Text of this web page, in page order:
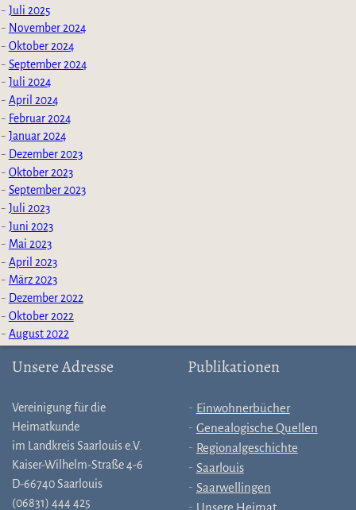
Juli 2025
November 2024
Oktober 2024
September 2024
Juli 2024
April 2024
Februar 2024
Januar 2024
Dezember 2023
Oktober 2023
September 2023
Juli 2023
Juni 2023
Mai 2023
April 2023
März 2023
Dezember 2022
Oktober 2022
August 2022
Unsere Adresse
Vereinigung für die
Heimatkunde
im Landkreis Saarlouis e.V.
Kaiser-Wilhelm-Straße 4-6
D-66740 Saarlouis
(06831) 444 425
Publikationen
Einwohnerbücher
Genealogische Quellen
Regionalgeschichte
Saarlouis
Saarwellingen
Unsere Heimat